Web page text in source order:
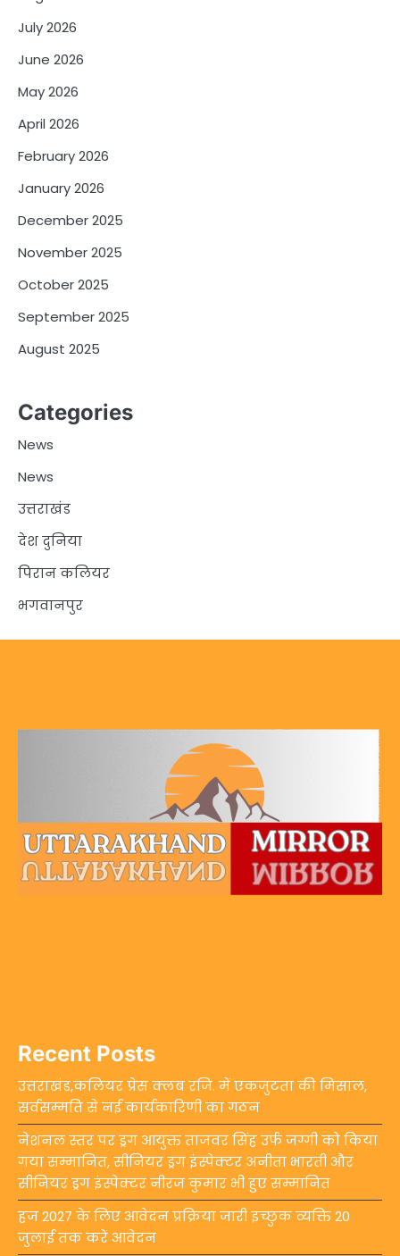
July 2026
June 2026
May 2026
April 2026
February 2026
January 2026
December 2025
November 2025
October 2025
September 2025
August 2025
Categories
News
News
उत्तराखंड
देश दुनिया
पिरान कलियर
भगवानपुर
Recent Posts
उत्तराखंड,कलियर प्रेस क्लब रजि. में एकजुटता की मिसाल,
सर्वसम्मति से नई कार्यकारिणी का गठन
नेशनल स्तर पर ड्रग आयुक्त ताजवर सिंह उर्फ जग्गी को किया
गया सम्मानित, सीनियर ड्रग इंस्पेक्टर अनीता भारती और
सीनियर ड्रग इंस्पेक्टर नीरज कुमार भी हुए सम्मानित
हज 2027 के लिए आवेदन प्रक्रिया जारी इच्छुक व्यक्ति 20
जुलाई तक करें आवेदन